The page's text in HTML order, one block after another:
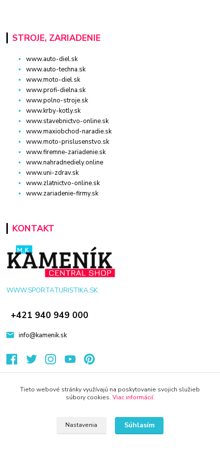
STROJE, ZARIADENIE
www.auto-diel.sk
www.auto-techna.sk
www.moto-diel.sk
www.profi-dielna.sk
www.polno-stroje.sk
www.krby-kotly.sk
www.stavebnictvo-online.sk
www.maxiobchod-naradie.sk
www.moto-prislusenstvo.sk
www.firemne-zariadenie.sk
www.nahradnediely.online
www.uni-zdrav.sk
www.zlatnictvo-online.sk
www.zariadenie-firmy.sk
KONTAKT
WWW.SPORTATURISTIKA.SK
+421 940 949 000
info@kamenik.sk
Tieto webové stránky využívajú na poskytovanie svojich služieb
súbory cookies. Viac informácií.
Nastavenia Súhlasím